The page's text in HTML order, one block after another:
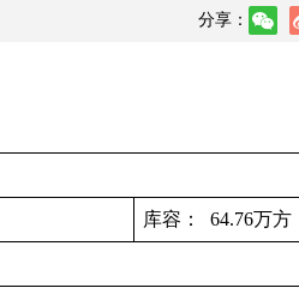
分享：
库容： 64.76万方